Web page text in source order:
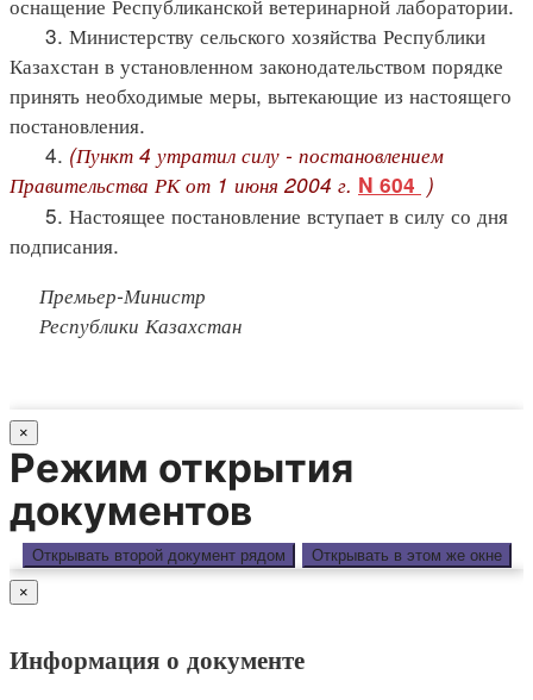
3. Министерству сельского хозяйства Республики
Казахстан в установленном законодательством порядке
принять необходимые меры, вытекающие из настоящего
постановления.
4. (Пункт 4 утратил силу - постановлением
Правительства РК от 1 июня 2004 г. N 604 )
5. Настоящее постановление вступает в силу со дня
подписания.
Премьер-Министр
Республики Казахстан
×
Режим открытия
документов
Открывать второй документ рядом Открывать в этом же окне
×
Информация о документе